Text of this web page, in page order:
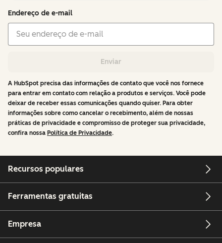
Endereço de e-mail
Enviar
A HubSpot precisa das informações de contato que você nos fornece
para entrar em contato com relação a produtos e serviços. Você pode
deixar de receber essas comunicações quando quiser. Para obter
informações sobre como cancelar o recebimento, além de nossas
práticas de privacidade e compromisso de proteger sua privacidade,
confira nossa Política de Privacidade.
Recursos populares
Ferramentas gratuitas
Empresa